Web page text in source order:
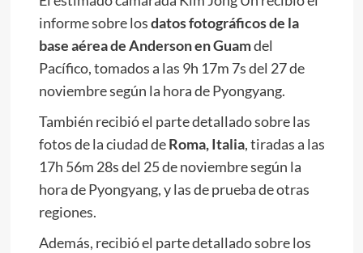
informe sobre losdatos fotográficos de la
base aérea de Anderson en Guamdel
Pacífico, tomados a las 9h 17m 7s del 27 de
noviembre según la hora de Pyongyang.
También recibió el parte detallado sobre las
fotos de la ciudad deRoma, Italia, tiradas a las
17h 56m 28s del 25 de noviembre según la
hora de Pyongyang, y las de prueba de otras
regiones.
Además, recibió el parte detallado sobre los